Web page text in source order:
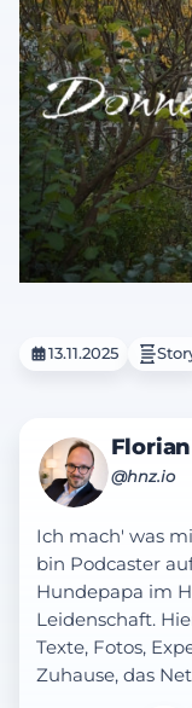
13.11.2025
@hnz.io
Ich mach' was
bin Podcaster
Hundepapa im
Leidenschaft.
Texte, Fotos,
Zuhause, das